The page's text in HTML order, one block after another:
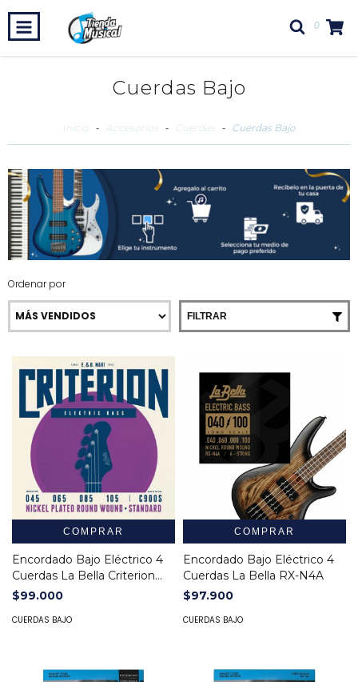
0
Cuerdas Bajo
Inicio - Accesorios - Cuerdas - Cuerdas Bajo
Ordenar por
FILTRAR
COMPRAR
Encordado Bajo Eléctrico 4
Cuerdas La Bella Criterion
C900S
$99.000
CUERDAS BAJO
COMPRAR
Encordado Bajo Eléctrico 4
Cuerdas La Bella RX-N4A
$97.900
CUERDAS BAJO